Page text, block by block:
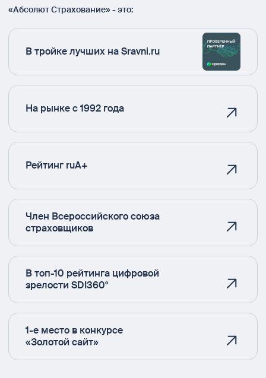
«Абсолют Страхование» - это:
В тройке лучших на Sravni.ru
На рынке с 1992 года
Рейтинг ruA+
Член Всероссийского союза
страховщиков
В топ-10 рейтинга цифровой
зрелости SDI360°
1-е место в конкурсе
«Золотой сайт»